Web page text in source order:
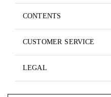
CONTENTS
CUSTOMER SERVICE
LEGAL